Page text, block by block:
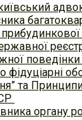
фідуціарні
та
органу